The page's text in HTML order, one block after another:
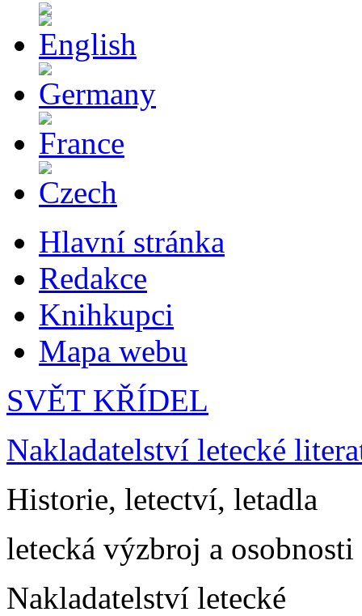
Hlavní stránka
Redakce
Knihkupci
Mapa webu
SVĚT KŘÍDEL
Nakladatelství letecké
Historie, letectví, letadla
letecká výzbroj a osobnosti
Nakladatelství letecké